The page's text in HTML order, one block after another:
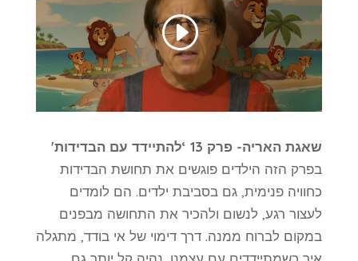
שאגת האריה- פרק 13 ‘להתיידד עם הבדידות'
בפרק הזה הילדים פוגשים את תחושת הבדידות
כחוויה פנימית, גם בסביבת ילדים. הם לומדים
לעצור רגע, לנשום ולהכיר את התחושה מבפנים
במקום לברוח ממנה. דרך דימוי של אי בודד, מתגלה